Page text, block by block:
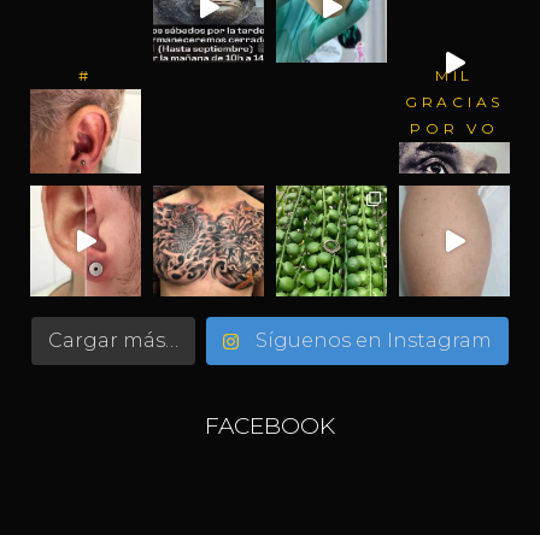
#
MIL
GRACIAS
POR VO
Cargar más… Síguenos en Instagram
FACEBOOK